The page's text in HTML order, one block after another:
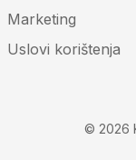
Marketing
Uslovi korištenja
© 2026